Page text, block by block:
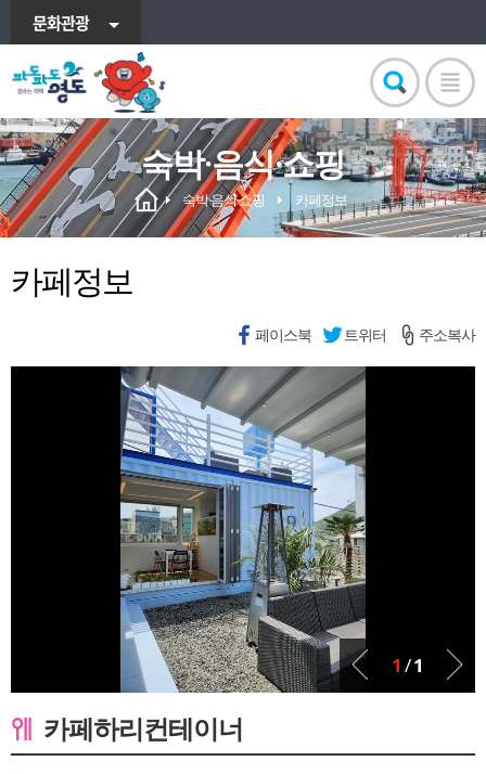
문화관광
숙박·음식·쇼핑
숙박·음식·쇼핑 카페정보
카페정보
페이스북 트위터 주소복사
1 /1
카페하리컨테이너